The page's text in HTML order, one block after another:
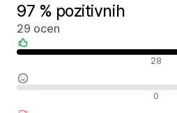
97 % pozitivnih
29 ocen
Pozitivne ocene 28
Nevtralne ocene 0